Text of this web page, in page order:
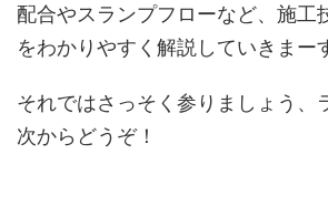
配合やスランプフローなど、施工
をわかりやすく解説していきまー
それではさっそく参りましょう、
次からどうぞ！